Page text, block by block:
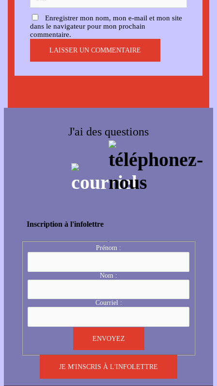
Enregistrer mon nom, mon e-mail et mon site
dans le navigateur pour mon prochain
commentaire.
J'ai des questions
Inscription à l'infolettre
Prénom :
Nom :
Courriel :
JE M'INSCRIS À L'INFOLETTRE